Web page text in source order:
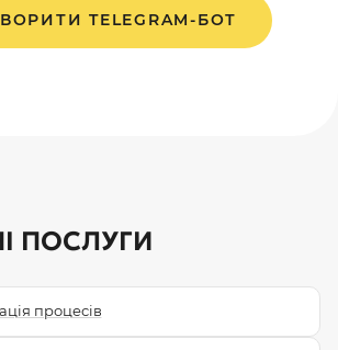
TELEGRAM-БОТ
ПОСЛУГИ
процесів